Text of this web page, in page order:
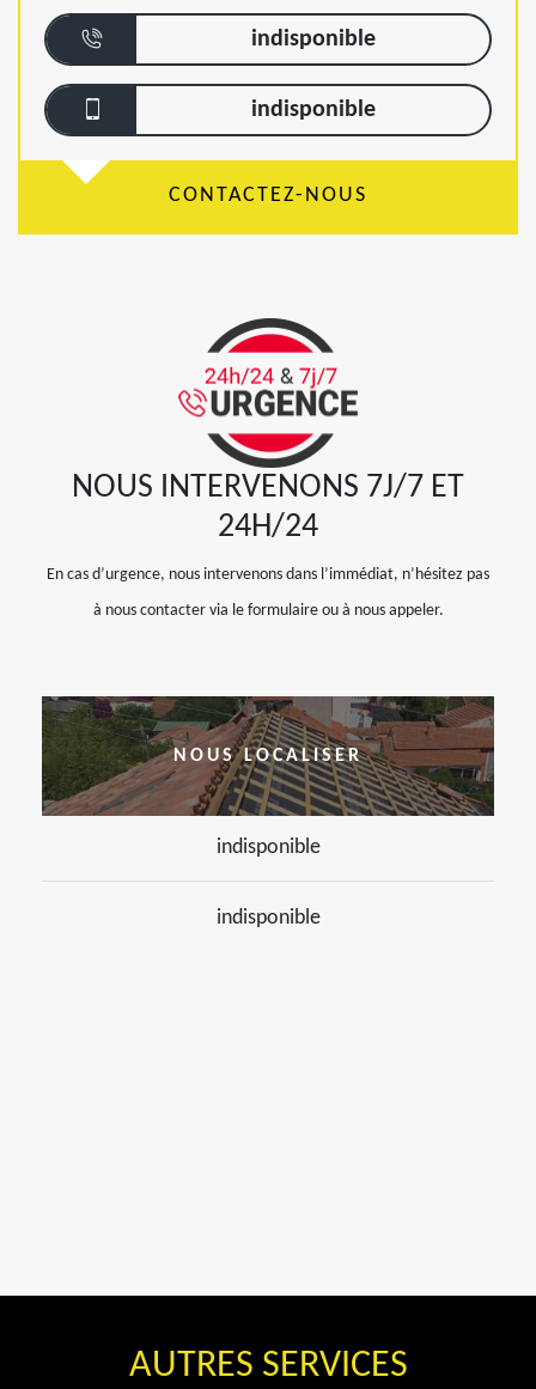
indisponible
indisponible
CONTACTEZ-NOUS
NOUS INTERVENONS 7J/7 ET
24H/24
En cas d’urgence, nous intervenons dans l’immédiat, n’hésitez pas
à nous contacter via le formulaire ou à nous appeler.
NOUS LOCALISER
indisponible
indisponible
AUTRES SERVICES